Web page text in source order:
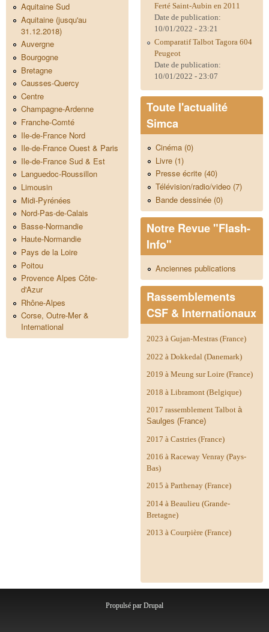
Aquitaine Sud
Aquitaine (jusqu'au
31.12.2018)
Auvergne
Bourgogne
Bretagne
Causses-Quercy
Centre
Champagne-Ardenne
Franche-Comté
Ile-de-France Nord
Ile-de-France Ouest & Paris
Ile-de-France Sud & Est
Languedoc-Roussillon
Limousin
Midi-Pyrénées
Nord-Pas-de-Calais
Basse-Normandie
Haute-Normandie
Pays de la Loire
Poitou
Provence Alpes Côte-
d'Azur
Rhône-Alpes
Corse, Outre-Mer &
International
Ferté Saint-Aubin en 2011
Date de publication:
10/01/2022 - 23:21
Comparatif Talbot Tagora 604
Peugeot
Date de publication:
10/01/2022 - 23:07
Toute l'actualité
Simca
Cinéma (0)
Livre (1)
Presse écrite (40)
Télévision/radio/video (7)
Bande dessinée (0)
Notre Revue "Flash-
Info"
Anciennes publications
Rassemblements
CSF & Internationaux
2023 à Gujan-Mestras (France)
2022 à Dokkedal (Danemark)
2019 à Meung sur Loire (France)
2018 à Libramont (Belgique)
2017 rassemblement Talbot à
Saulges (France)
2017 à Castries (France)
2016 à Raceway Venray (Pays-
Bas)
2015 à Parthenay (France)
2014 à Beaulieu (Grande-
Bretagne)
2013 à Courpière (France)
Propulsé par Drupal